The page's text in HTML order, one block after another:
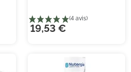
19,53 €